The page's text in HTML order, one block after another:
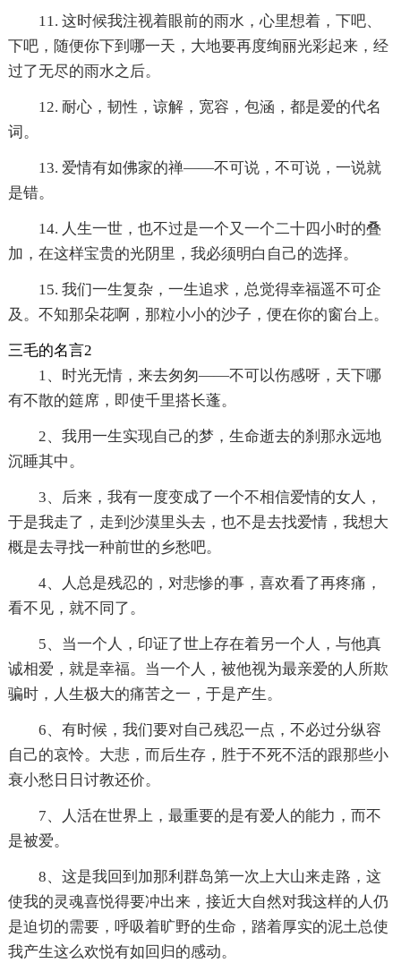
11. 这时候我注视着眼前的雨水，心里想着，下吧、
下吧，随便你下到哪一天，大地要再度绚丽光彩起来，经
过了无尽的雨水之后。
12. 耐心，韧性，谅解，宽容，包涵，都是爱的代名
词。
13. 爱情有如佛家的禅——不可说，不可说，一说就
是错。
14. 人生一世，也不过是一个又一个二十四小时的叠
加，在这样宝贵的光阴里，我必须明白自己的选择。
15. 我们一生复杂，一生追求，总觉得幸福遥不可企
及。不知那朵花啊，那粒小小的沙子，便在你的窗台上。
三毛的名言2
1、时光无情，来去匆匆——不可以伤感呀，天下哪
有不散的筵席，即使千里搭长蓬。
2、我用一生实现自己的梦，生命逝去的刹那永远地
沉睡其中。
3、后来，我有一度变成了一个不相信爱情的女人，
于是我走了，走到沙漠里头去，也不是去找爱情，我想大
概是去寻找一种前世的乡愁吧。
4、人总是残忍的，对悲惨的事，喜欢看了再疼痛，
看不见，就不同了。
5、当一个人，印证了世上存在着另一个人，与他真
诚相爱，就是幸福。当一个人，被他视为最亲爱的人所欺
骗时，人生极大的痛苦之一，于是产生。
6、有时候，我们要对自己残忍一点，不必过分纵容
自己的哀怜。大悲，而后生存，胜于不死不活的跟那些小
衰小愁日日讨教还价。
7、人活在世界上，最重要的是有爱人的能力，而不
是被爱。
8、这是我回到加那利群岛第一次上大山来走路，这
使我的灵魂喜悦得要冲出来，接近大自然对我这样的人仍
是迫切的需要，呼吸着旷野的生命，踏着厚实的泥土总使
我产生这么欢悦有如回归的感动。